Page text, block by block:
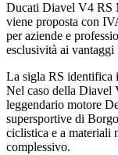
Ducati Diavel V4 RS
viene proposta con
per aziende e
esclusività ai
La sigla RS identifica
Nel caso della Diavel
leggendario motore
supersportive di
ciclistica e a materiali
complessivo.